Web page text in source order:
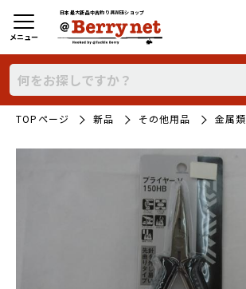
日本最大新品中古釣り具WEBショップ
メニュー
TOPページ 新品 その他用品 金属類